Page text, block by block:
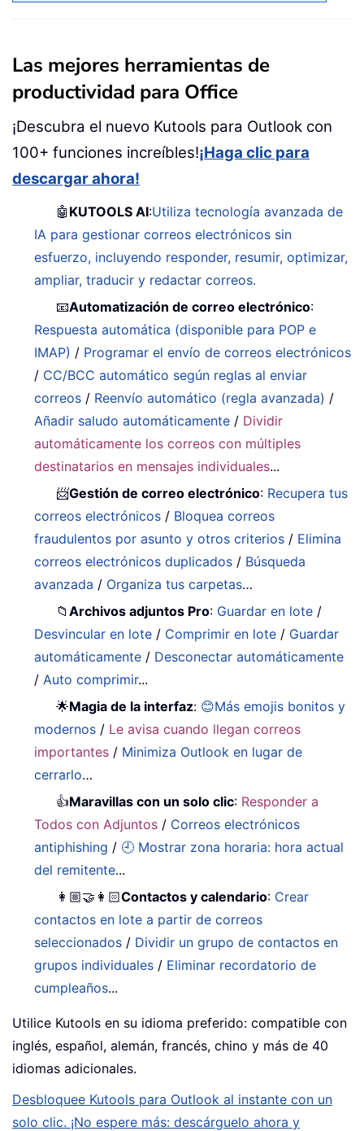
Las mejores herramientas de
productividad para Office
¡Descubra el nuevo Kutools para Outlook con
100+ funciones increíbles!¡Haga clic para
descargar ahora!
🤖 KUTOOLS AI:Utiliza tecnología avanzada de
IA para gestionar correos electrónicos sin
esfuerzo, incluyendo responder, resumir, optimizar,
ampliar, traducir y redactar correos.
📧Automatización de correo electrónico:
Respuesta automática (disponible para POP e
IMAP) / Programar el envío de correos electrónicos
/ CC/BCC automático según reglas al enviar
correos / Reenvío automático (regla avanzada) /
Añadir saludo automáticamente / Dividir
automáticamente los correos con múltiples
destinatarios en mensajes individuales...
📨Gestión de correo electrónico: Recupera tus
correos electrónicos / Bloquea correos
fraudulentos por asunto y otros criterios / Elimina
correos electrónicos duplicados / Búsqueda
avanzada / Organiza tus carpetas…
📁Archivos adjuntos Pro: Guardar en lote /
Desvincular en lote / Comprimir en lote / Guardar
automáticamente / Desconectar automáticamente
/ Auto comprimir...
🌟Magia de la interfaz: 😊Más emojis bonitos y
modernos / Le avisa cuando llegan correos
importantes / Minimiza Outlook en lugar de
cerrarlo…
👍Maravillas con un solo clic: Responder a
Todos con Adjuntos / Correos electrónicos
antiphishing / 🕘 Mostrar zona horaria: hora actual
del remitente...
👩🏼‍🤝‍👩🏻Contactos y calendario: Crear
contactos en lote a partir de correos
seleccionados / Dividir un grupo de contactos en
grupos individuales / Eliminar recordatorio de
cumpleaños...
Utilice Kutools en su idioma preferido: compatible con
inglés, español, alemán, francés, chino y más de 40
idiomas adicionales.
Desbloquee Kutools para Outlook al instante con un
solo clic. ¡No espere más: descárguelo ahora y